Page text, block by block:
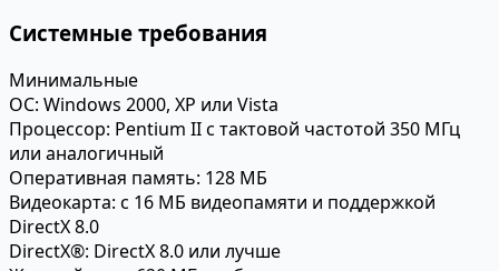
Системные требования
Минимальные
ОС: Windows 2000, XP или Vista
Процессор: Pentium II с тактовой частотой 350 МГц
или аналогичный
Оперативная память: 128 МБ
Видеокарта: с 16 МБ видеопамяти и поддержкой
DirectX 8.0
DirectX®: DirectX 8.0 или лучше